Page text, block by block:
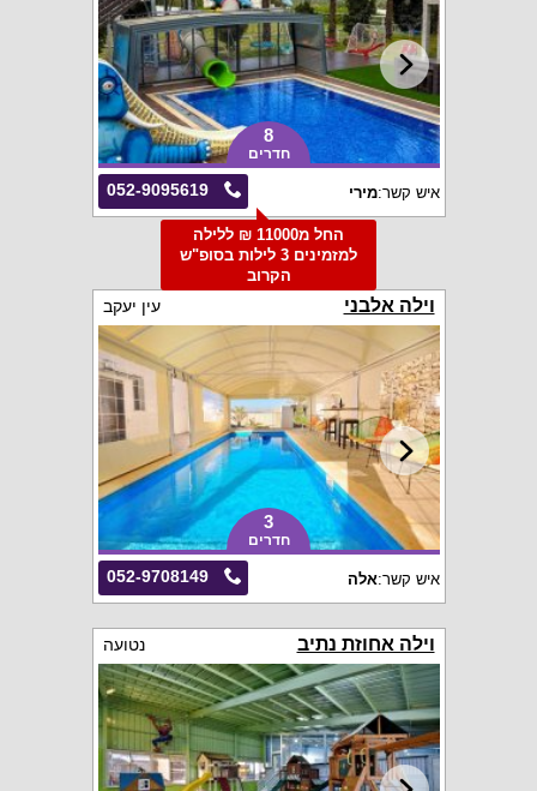
8
חדרים
052-9095619 איש קשר:מירי
החל מ11000 ₪ ללילה
למזמינים 3 לילות בסופ"ש
הקרוב
וילה אלבני עין יעקב
3
חדרים
052-9708149 איש קשר:אלה
וילה אחוזת נתיב נטועה